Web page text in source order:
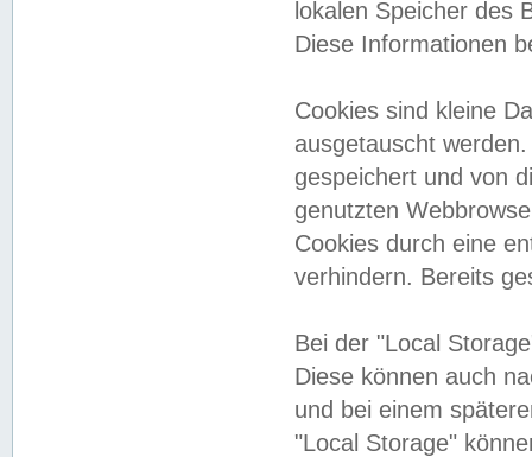
lokalen Speicher des
Diese Informationen
Cookies sind kleine
ausgetauscht
gespeichert und von
genutzten
Cookies durch eine
verhindern. Bereits
Bei der "Local
Diese können auch
und bei einem
"Local Storage"